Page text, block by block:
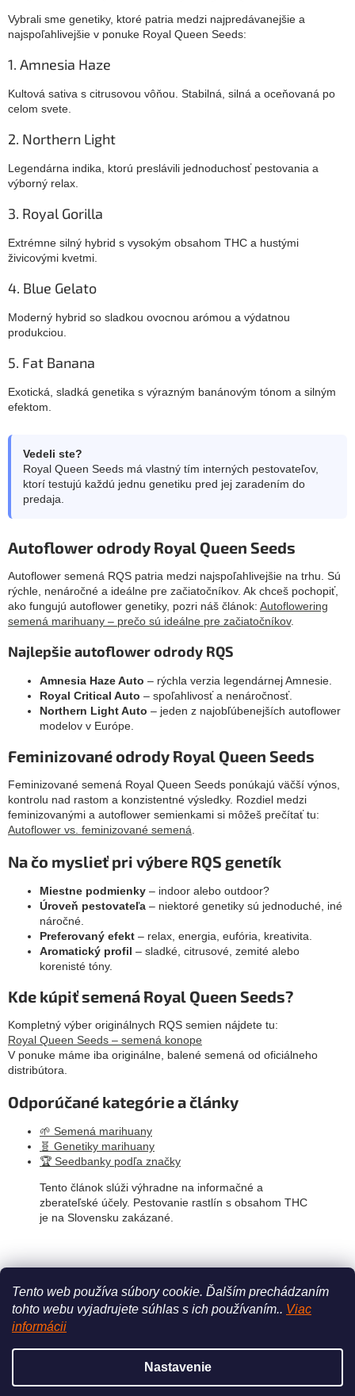
Tento web používa súbory cookie. Ďalším prechádzaním
tohto webu vyjadrujete súhlas s ich používaním.. Viac
informácii
Nastavenie
Vybrali sme genetiky, ktoré patria medzi najpredávanejšie a
najspoľahlivejšie v ponuke Royal Queen Seeds:
1. Amnesia Haze
Kultová sativa s citrusovou vôňou. Stabilná, silná a oceňovaná po
celom svete.
2. Northern Light
Legendárna indika, ktorú preslávili jednoduchosť pestovania a
výborný relax.
3. Royal Gorilla
Extrémne silný hybrid s vysokým obsahom THC a hustými
živicovými kvetmi.
4. Blue Gelato
Moderný hybrid so sladkou ovocnou arómou a výdatnou
produkciou.
5. Fat Banana
Exotická, sladká genetika s výrazným banánovým tónom a silným
efektom.
Vedeli ste?
Royal Queen Seeds má vlastný tím interných pestovateľov,
ktorí testujú každú jednu genetiku pred jej zaradením do
predaja.
Autoflower odrody Royal Queen Seeds
Autoflower semená RQS patria medzi najspoľahlivejšie na trhu. Sú
rýchle, nenáročné a ideálne pre začiatočníkov. Ak chceš pochopiť,
ako fungujú autoflower genetiky, pozri náš článok: Autoflowering
semená marihuany – prečo sú ideálne pre začiatočníkov.
Najlepšie autoflower odrody RQS
Amnesia Haze Auto – rýchla verzia legendárnej Amnesie.
Royal Critical Auto – spoľahlivosť a nenáročnosť.
Northern Light Auto – jeden z najobľúbenejších autoflower
modelov v Európe.
Feminizované odrody Royal Queen Seeds
Feminizované semená Royal Queen Seeds ponúkajú väčší výnos,
kontrolu nad rastom a konzistentné výsledky. Rozdiel medzi
feminizovanými a autoflower semienkami si môžeš prečítať tu:
Autoflower vs. feminizované semená.
Na čo myslieť pri výbere RQS genetík
Miestne podmienky – indoor alebo outdoor?
Úroveň pestovateľa – niektoré genetiky sú jednoduché, iné
náročné.
Preferovaný efekt – relax, energia, eufória, kreativita.
Aromatický profil – sladké, citrusové, zemité alebo
korenisté tóny.
Kde kúpiť semená Royal Queen Seeds?
Kompletný výber originálnych RQS semien nájdete tu:
Royal Queen Seeds – semená konope
V ponuke máme iba originálne, balené semená od oficiálneho
distribútora.
Odporúčané kategórie a články
🌱 Semená marihuany
🧬 Genetiky marihuany
🏆 Seedbanky podľa značky
Tento článok slúži výhradne na informačné a
zberateľské účely. Pestovanie rastlín s obsahom THC
je na Slovensku zakázané.
PREDCHÁDZAJÚCI ČLÁNOK ĎALŠÍ ČLÁNOK